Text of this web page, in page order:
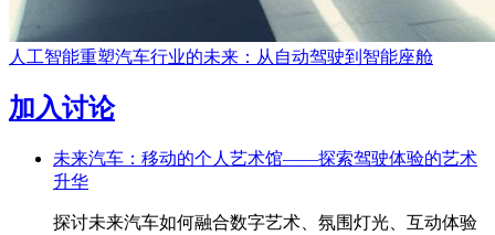
人工智能重塑汽车行业的未来：从自动驾驶到智能座舱
加入讨论
未来汽车：移动的个人艺术馆——探索驾驶体验的艺术
升华
探讨未来汽车如何融合数字艺术、氛围灯光、互动体验